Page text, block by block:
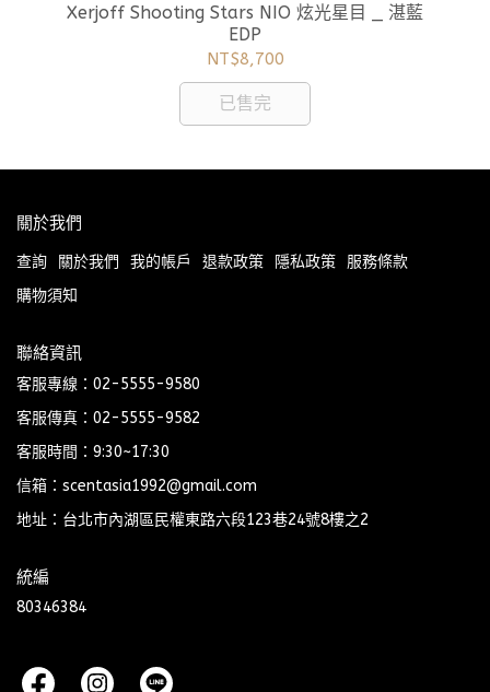
Xerjoff Shooting Stars NIO 炫光星目 _ 湛藍
EDP
NT$8,700
已售完
關於我們
查詢 關於我們 我的帳戶 退款政策 隱私政策
服務條款
購物須知
聯絡資訊
客服專線：02-5555-9580
客服傳真：02-5555-9582
客服時間：9:30~17:30
信箱：scentasia1992@gmail.com
地址：台北市內湖區民權東路六段123巷24號8樓之2
統編
80346384